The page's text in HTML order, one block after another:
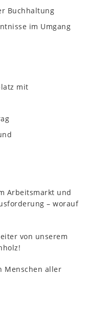
Buchhaltung
im Umgang
mit
Arbeitsmarkt und
– worauf
von unserem
Menschen aller